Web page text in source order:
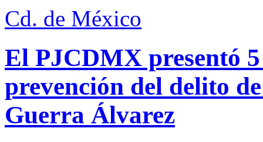
Cd. de México
El PJCDMX presentó
prevención del delito
Guerra Álvarez